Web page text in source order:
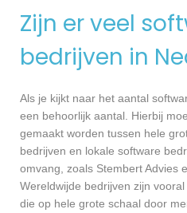
Zijn er veel
bedrijven in
Als je kijkt naar het aantal
een behoorlijk aantal. Hierbij
gemaakt worden tussen hele
bedrijven en lokale software
omvang, zoals Stembert Advies
Wereldwijde bedrijven zijn
die op hele grote schaal door